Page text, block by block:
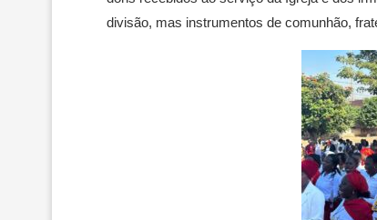
divisão, mas instrumentos de comunhão,